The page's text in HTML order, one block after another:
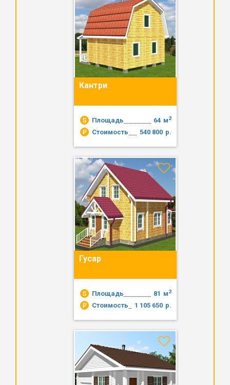
Кантри
Площадь м2
64
Стоимость
р.
540 800
Гусар
Площадь м2
81
Стоимость
р.
1 105 650